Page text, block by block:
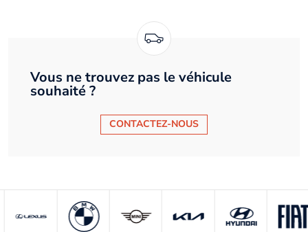
Vous ne trouvez pas le véhicule
souhaité ?
CONTACTEZ-NOUS